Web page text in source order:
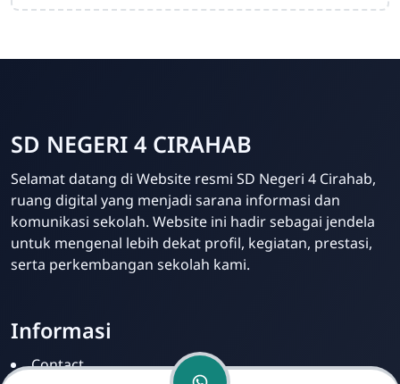
Admin
Online
SD NEGERI 4 CIRAHAB
Selamat datang di Website resmi SD Negeri 4 Cirahab,
ruang digital yang menjadi sarana informasi dan
komunikasi sekolah. Website ini hadir sebagai jendela
untuk mengenal lebih dekat profil, kegiatan, prestasi,
serta perkembangan sekolah kami.
Informasi
Contact